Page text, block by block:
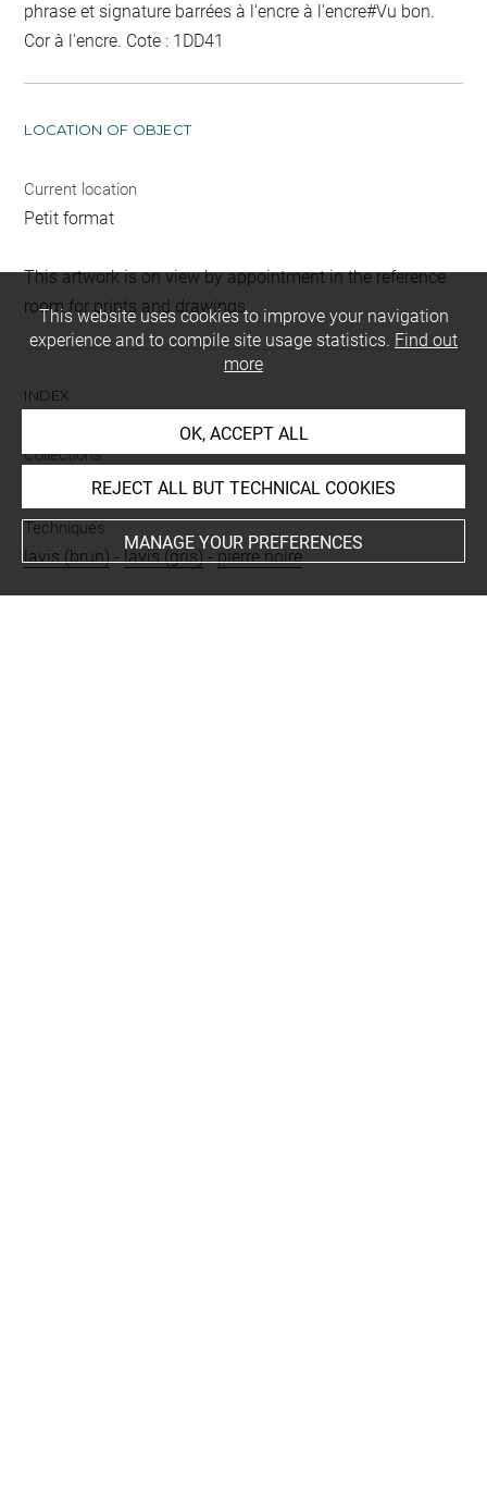
phrase et signature barrées à l'encre à l'encre#Vu bon.
Cor à l'encre. Cote : 1DD41
LOCATION OF OBJECT
Current location
Petit format
This artwork is on view by appointment in the reference
room for prints and drawings
INDEX
Collections
Krahe, Lambert
Techniques
lavis (brun) - lavis (gris) - pierre noire
This website uses cookies to improve your navigation
experience and to compile site usage statistics. Find out
more
OK, ACCEPT ALL
REJECT ALL BUT TECHNICAL COOKIES
MANAGE YOUR PREFERENCES